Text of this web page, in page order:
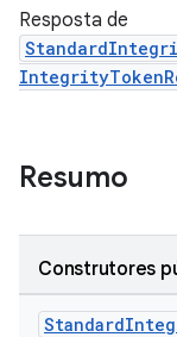
Resposta de
Resumo
Construtores